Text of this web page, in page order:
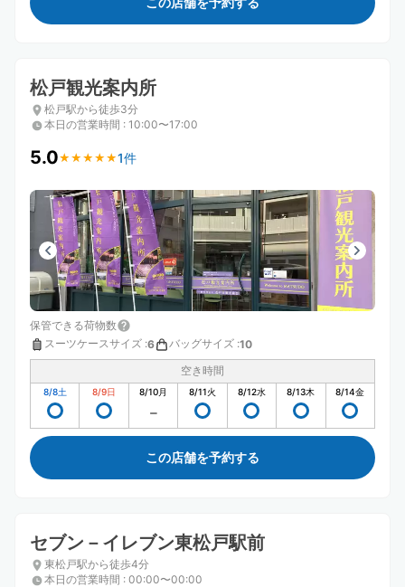
松戸観光案内所
松戸駅から徒歩3分
本日の営業時間 : 10:00〜17:00
5.0★ ★ ★ ★ ★
★ ★ ★ ★ ★1件
保管できる荷物数
スーツケースサイズ :6 バッグサイズ :10
空き時間
8/8土 8/9日 8/10月 8/11火 8/12水 8/13木 8/14金
この店舗を予約する
セブン－イレブン東松戸駅前
東松戸駅から徒歩4分
本日の営業時間 : 00:00〜00:00